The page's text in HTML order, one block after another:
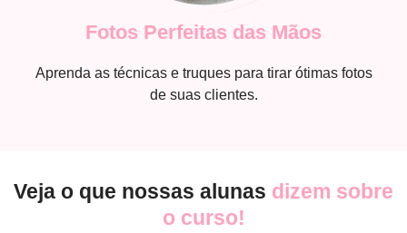
Fotos Perfeitas das Mãos
Aprenda as técnicas e truques para tirar ótimas fotos
de suas clientes.
Veja o que nossas alunas dizem sobre
o curso!